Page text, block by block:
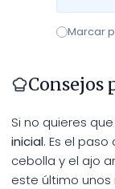
Marcar
Consejos
Si no quieres
inicial. Es el
cebolla y el ajo
este último unos